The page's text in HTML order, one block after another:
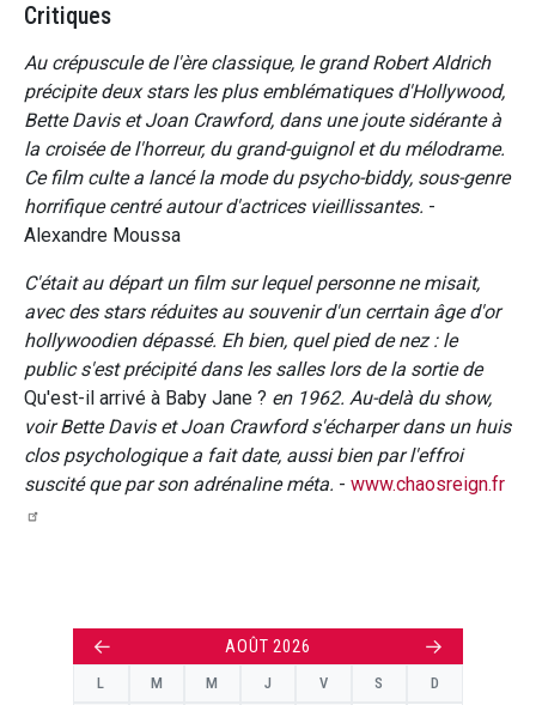
Critiques
Au crépuscule de l'ère classique, le grand Robert Aldrich
précipite deux stars les plus emblématiques d'Hollywood,
Bette Davis et Joan Crawford, dans une joute sidérante à
la croisée de l'horreur, du grand-guignol et du mélodrame.
Ce film culte a lancé la mode du psycho-biddy, sous-genre
horrifique centré autour d'actrices vieillissantes. -
Alexandre Moussa
C'était au départ un film sur lequel personne ne misait,
avec des stars réduites au souvenir d'un cerrtain âge d'or
hollywoodien dépassé. Eh bien, quel pied de nez : le
public s'est précipité dans les salles lors de la sortie de
Qu'est-il arrivé à Baby Jane ? en 1962. Au-delà du show,
voir Bette Davis et Joan Crawford s'écharper dans un huis
clos psychologique a fait date, aussi bien par l'effroi
suscité que par son adrénaline méta. - www.chaosreign.fr
← AOÛT 2026 →
L M M J V S D